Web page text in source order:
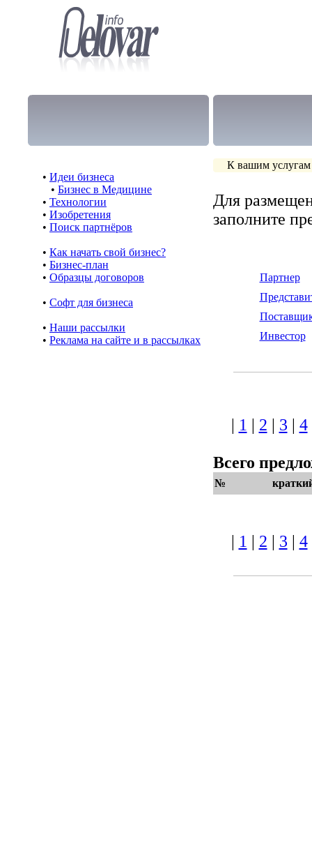
• Идеи бизнеса
• Бизнес в Медицине
• Технологии
• Изобретения
• Поиск партнёров
• Как начать свой бизнес?
• Бизнес-план
• Образцы договоров
• Cофт для бизнеса
• Наши рассылки
• Реклама на сайте и в рассылках
К вашим услугам
Для
заполните
Партнер
Инвестор
| 1 | 2 | 3 | 4
Всего
№
| 1 | 2 | 3 | 4